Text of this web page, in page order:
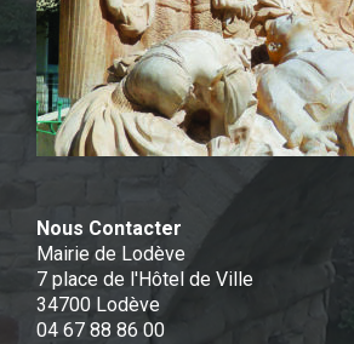
Nous Contacter
Mairie de Lodève
7 place de l'Hôtel de Ville
34700 Lodève
04 67 88 86 00